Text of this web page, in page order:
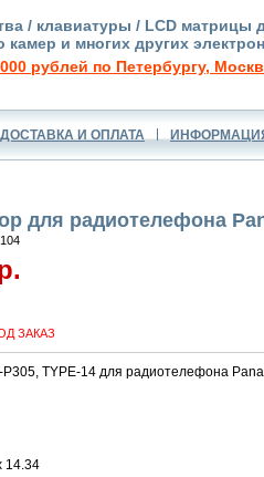
/ клавиатуры / LCD матрицы
и многих других
рублей по Петербургу,
ДОСТАВКА И ОПЛАТА
для радиотелефона
ЗАКАЗ
TYPE-14 для радиотелефона
14.34